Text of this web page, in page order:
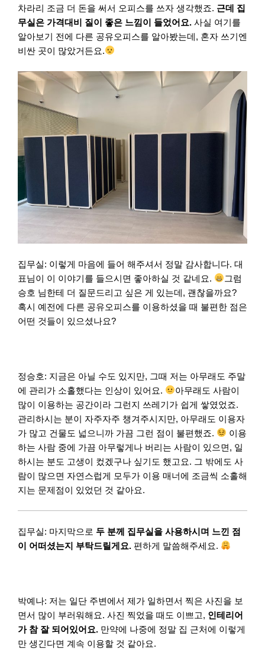
차라리 조금 더 돈을 써서 오피스를 쓰자 생각했죠. 근데 집
무실은 가격대비 질이 좋은 느낌이 들었어요. 사실 여기를
알아보기 전에 다른 공유오피스를 알아봤는데, 혼자 쓰기엔
비싼 곳이 많았거든요.
집무실: 이렇게 마음에 들어 해주셔서 정말 감사합니다. 대
표님이 이 이야기를 들으시면 좋아하실 것 같네요.
그럼
승호 님한테 더 질문드리고 싶은 게 있는데, 괜찮을까요?
혹시 예전에 다른 공유오피스를 이용하셨을 때 불편한 점은
어떤 것들이 있으셨나요?
정승호: 지금은 아닐 수도 있지만, 그때 저는 아무래도 주말
에 관리가 소홀했다는 인상이 있어요.
아무래도 사람이
많이 이용하는 공간이라 그런지 쓰레기가 쉽게 쌓였었죠.
관리하시는 분이 자주자주 챙겨주시지만, 아무래도 이용자
가 많고 건물도 넓으니까 가끔 그런 점이 불편했죠.
이용
하는 사람 중에 가끔 아무렇게나 버리는 사람이 있으면, 일
하시는 분도 고생이 컸겠구나 싶기도 했고요. 그 밖에도 사
람이 많으면 자연스럽게 모두가 이용 매너에 조금씩 소홀해
지는 문제점이 있었던 것 같아요.
집무실: 마지막으로 두 분께 집무실을 사용하시며 느낀 점
이 어떠셨는지 부탁드릴게요. 편하게 말씀해주세요.
박예나: 저는 일단 주변에서 제가 일하면서 찍은 사진을 보
면서 많이 부러워해요. 사진 찍었을 때도 이쁘고, 인테리어
가 참 잘 되어있어요. 만약에 나중에 정말 집 근처에 이렇게
만 생긴다면 계속 이용할 것 같아요.